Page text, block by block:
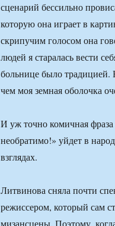
сценарий бессильно
которую она играет в
скрипучим голосом она
людей я старалась вести
больнице было традицией.
чем моя земная оболочка
И уж точно комичная
необратимо!» уйдет в
взглядах.
Литвинова сняла почти
режиссером, который сам